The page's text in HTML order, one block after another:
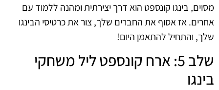
מסוים, בינגו קונספט הוא דרך יצירתית ומהנה ללמוד עם
אחרים. אז אסוף את החברים שלך, צור את כרטיסי הבינגו
שלך, והתחיל להתאמן היום!
שלב 5: ארח קונספט ליל משחקי
בינגו